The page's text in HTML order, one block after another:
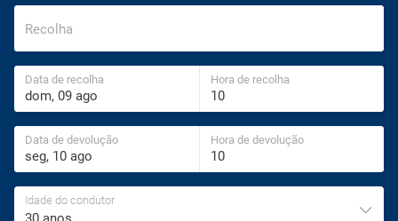
Recolha
Data de recolha Hora de recolha
Data de devolução Hora de devolução
Idade do condutor